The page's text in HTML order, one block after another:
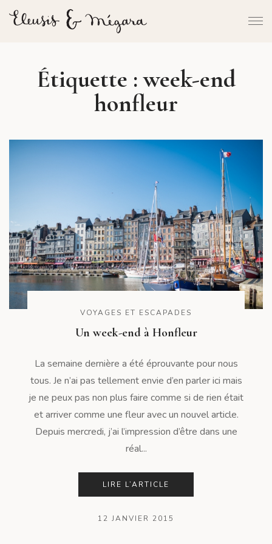
Étiquette :week-end
honfleur
VOYAGES ET ESCAPADES
Un week-end à Honfleur
La semaine dernière a été éprouvante pour nous
tous. Je n’ai pas tellement envie d’en parler ici mais
je ne peux pas non plus faire comme si de rien était
et arriver comme une fleur avec un nouvel article.
Depuis mercredi, j’ai l’impression d’être dans une
réal...
LIRE L’ARTICLE
12 JANVIER 2015